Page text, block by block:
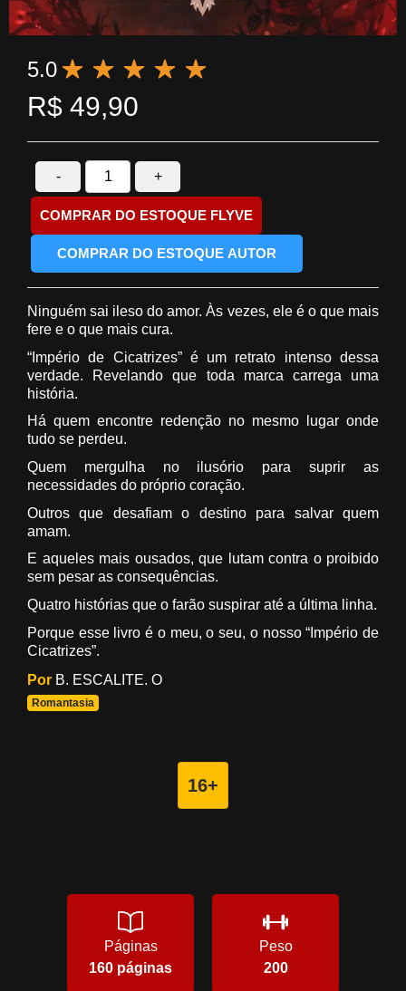
5.0
R$ 49,90
- +
COMPRAR DO ESTOQUE FLYVE
COMPRAR DO ESTOQUE AUTOR
Ninguém sai ileso do amor. Às vezes, ele é o que mais
fere e o que mais cura.
“ Império de Cicatrizes” é um retrato intenso dessa
verdade. Revelando que toda marca carrega uma
história.
Há quem encontre redenção no mesmo lugar onde
tudo se perdeu.
Quem mergulha no ilusório para suprir as
necessidades do próprio coração.
Outros que desafiam o destino para salvar quem
amam.
E aqueles mais ousados, que lutam contra o proibido
sem pesar as consequências.
Quatro histórias que o farão suspirar até a última linha.
Porque esse livro é o meu, o seu, o nosso “ Império de
Cicatrizes”.
Por B. ESCALITE. O
Romantasia
16+
Páginas
160 páginas
Peso
200